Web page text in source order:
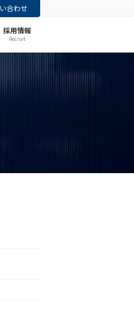
合わせ
採用情報
Recruit